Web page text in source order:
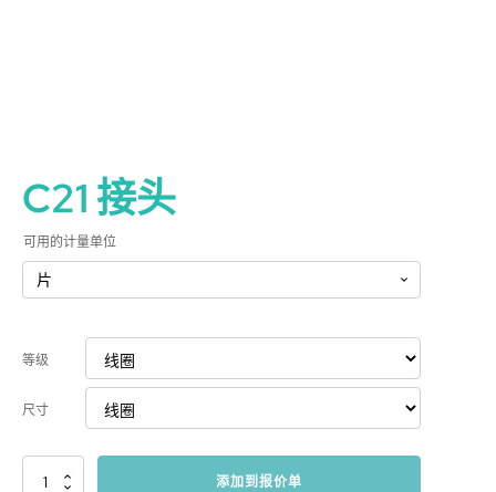
C21 接头
可用的计量单位
等级
尺寸
添加到报价单